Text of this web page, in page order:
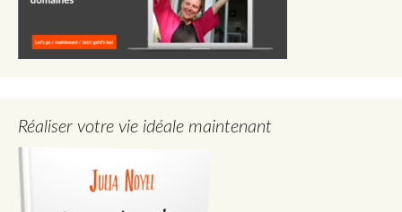
Réaliser votre vie idéale maintenant